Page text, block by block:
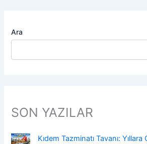
Ara
SON YAZILAR
Kıdem Tazminatı Tavanı: